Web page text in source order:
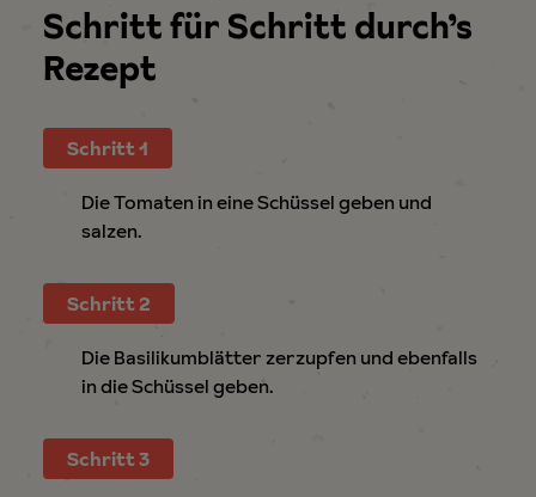
Schritt für Schritt durch’s
Rezept
Schritt 1
Die Tomaten in eine Schüssel geben und
salzen.
Schritt 2
Die Basilikumblätter zerzupfen und ebenfalls
in die Schüssel geben.
Schritt 3